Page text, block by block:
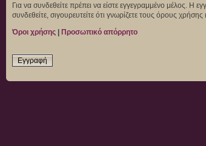
Για να συνδεθείτε πρέπει να είστε εγγεγραμμένο μέλος. Η
συνδεθείτε, σιγουρευτείτε ότι γνωρίζετε τους όρους
Όροι χρήσης | Προσωπικό απόρρητο
Εγγραφή